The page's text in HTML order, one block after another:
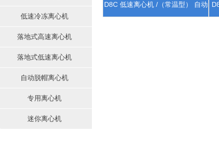
低速冷冻离心机
落地式高速离心机
落地式低速离心机
自动脱帽离心机
专用离心机
迷你离心机
D8C 低速离心机 /（常温型） 自动